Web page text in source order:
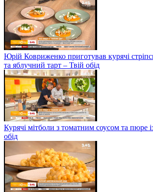
Юрій Ковриженко приготував курячі
та яблучний тарт – Твій обід
Курячі мітболи з томатним соусом та пюре
обід